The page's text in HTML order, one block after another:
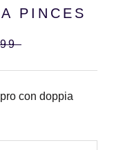
PINCES
con doppia